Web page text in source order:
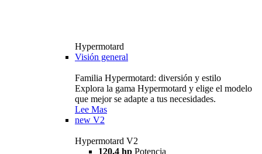
Hypermotard
Visión general
Familia Hypermotard: diversión y estilo
Explora la gama Hypermotard y elige el modelo
que mejor se adapte a tus necesidades.
Lee Mas
new V2
Hypermotard V2
120,4 hp Potencia